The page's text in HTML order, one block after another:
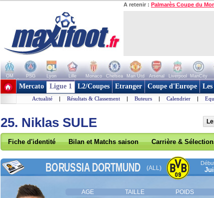
A retenir : Palmarès Coupe du
OM PSG Lyon Lille Monaco Chelsea Man Utd Arsenal Liverpool ManCity
+ de clubs
Mercato Ligue 1 L2/Coupes Etranger Coupe d'Europe
Actualité | Résultats & Classement | Buteurs | Calendrier |
25. Niklas SULE
Fiche d'identité Bilan et Matchs saison Carrière &
BORUSSIA DORTMUND (ALL)
AGE TAILLE POIDS